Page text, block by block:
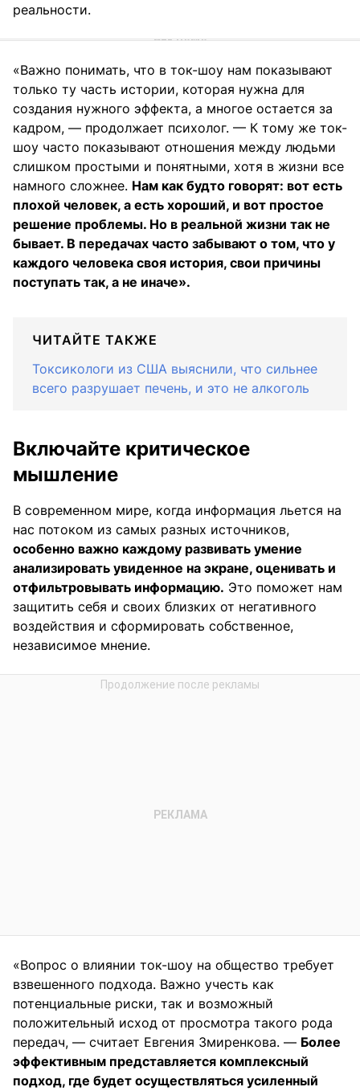
реальности.
«Важно понимать, что в ток-шоу нам показывают
только ту часть истории, которая нужна для
создания нужного эффекта, а многое остается за
кадром, — продолжает психолог. — К тому же ток-
шоу часто показывают отношения между людьми
слишком простыми и понятными, хотя в жизни все
намного сложнее. Нам как будто говорят: вот есть
плохой человек, а есть хороший, и вот простое
решение проблемы. Но в реальной жизни так не
бывает. В передачах часто забывают о том, что у
каждого человека своя история, свои причины
поступать так, а не иначе».
ЧИТАЙТЕ ТАКЖЕ
Токсикологи из США выяснили, что сильнее
всего разрушает печень, и это не алкоголь
Включайте критическое
мышление
В современном мире, когда информация льется на
нас потоком из самых разных источников,
особенно важно каждому развивать умение
анализировать увиденное на экране, оценивать и
отфильтровывать информацию. Это поможет нам
защитить себя и своих близких от негативного
воздействия и сформировать собственное,
независимое мнение.
«Вопрос о влиянии ток-шоу на общество требует
взвешенного подхода. Важно учесть как
потенциальные риски, так и возможный
положительный исход от просмотра такого рода
передач, — считает Евгения Змиренкова. — Более
эффективным представляется комплексный
подход, где будет осуществляться усиленный